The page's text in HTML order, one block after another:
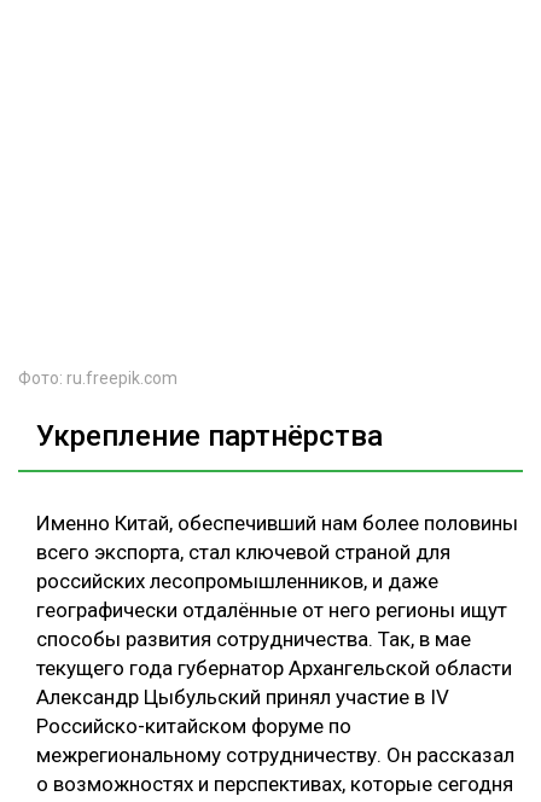
Фото: ru.freepik.com
Укрепление партнёрства
Именно Китай, обеспечивший нам более половины
всего экспорта, стал ключевой страной для
российских лесопромышленников, и даже
географически отдалённые от него регионы ищут
способы развития сотрудничества. Так, в мае
текущего года губернатор Архангельской области
Александр Цыбульский принял участие в IV
Российско-китайском форуме по
межрегиональному сотрудничеству. Он рассказал
о возможностях и перспективах, которые сегодня